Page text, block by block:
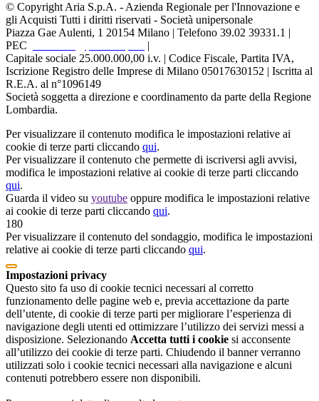
© Copyright Aria S.p.A. - Azienda Regionale per l'Innovazione e
gli Acquisti Tutti i diritti riservati - Società unipersonale
Piazza Gae Aulenti, 1 20154 Milano | Telefono 39.02 39331.1 |
PEC
|
Capitale sociale 25.000.000,00 i.v. | Codice Fiscale, Partita IVA,
Iscrizione Registro delle Imprese di Milano 05017630152 | Iscritta al
R.E.A. al n°1096149
Società soggetta a direzione e coordinamento da parte della Regione
Lombardia.
Per visualizzare il contenuto modifica le impostazioni relative ai
cookie di terze parti cliccando qui.
Per visualizzare il contenuto che permette di iscriversi agli avvisi,
modifica le impostazioni relative ai cookie di terze parti cliccando
qui.
Guarda il video su youtube oppure modifica le impostazioni relative
ai cookie di terze parti cliccando qui.
180
Per visualizzare il contenuto del sondaggio, modifica le impostazioni
relative ai cookie di terze parti cliccando qui.
Impostazioni privacy
Questo sito fa uso di cookie tecnici necessari al corretto
funzionamento delle pagine web e, previa accettazione da parte
dell’utente, di cookie di terze parti per migliorare l’esperienza di
navigazione degli utenti ed ottimizzare l’utilizzo dei servizi messi a
disposizione. Selezionando Accetta tutti i cookie si acconsente
all’utilizzo dei cookie di terze parti. Chiudendo il banner verranno
utilizzati solo i cookie tecnici necessari alla navigazione e alcuni
contenuti potrebbero essere non disponibili.